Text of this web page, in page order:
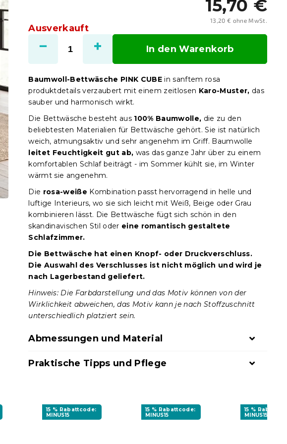
15,70 €
13,20 € ohne MwSt.
Ausverkauft
In den Warenkorb
Baumwoll-Bettwäsche PINK CUBE in sanftem rosa
produktdetails verzaubert mit einem zeitlosen Karo-Muster, das
sauber und harmonisch wirkt.
Die Bettwäsche besteht aus 100% Baumwolle, die zu den
beliebtesten Materialien für Bettwäsche gehört. Sie ist natürlich
weich, atmungsaktiv und sehr angenehm im Griff. Baumwolle
leitet Feuchtigkeit gut ab, was das ganze Jahr über zu einem
komfortablen Schlaf beiträgt - im Sommer kühlt sie, im Winter
wärmt sie angenehm.
Die rosa-weiße Kombination passt hervorragend in helle und
luftige Interieurs, wo sie sich leicht mit Weiß, Beige oder Grau
kombinieren lässt. Die Bettwäsche fügt sich schön in den
skandinavischen Stil oder eine romantisch gestaltete
Schlafzimmer.
Die Bettwäsche hat einen Knopf- oder Druckverschluss.
Die Auswahl des Verschlusses ist nicht möglich und wird je
nach Lagerbestand geliefert.
Hinweis: Die Farbdarstellung und das Motiv können von der
Wirklichkeit abweichen, das Motiv kann je nach Stoffzuschnitt
unterschiedlich platziert sein.
Abmessungen und Material
Praktische Tipps und Pflege
15 % Rabattcode:
MINUS15
15 % Rabattcode:
MINUS15
15 %
MINUS15